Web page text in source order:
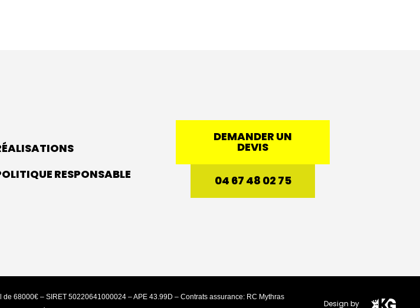
RESPONSABLE
DEMANDER UN
DEVIS
04 67 48 02 75
68000€ – SIRET 50220641000024 – APE 43.99D – Contrats assurance: RC Mythras
Design by